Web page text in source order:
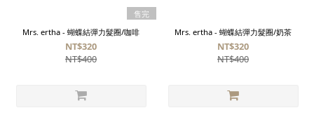
售完
Mrs. ertha - 蝴蝶結彈力髮圈/咖啡
NT$320
NT$400
Mrs. ertha - 蝴蝶結彈力髮圈/奶茶
NT$320
NT$400